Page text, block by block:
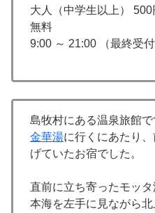
大人（中学生以上）
無料
9:00 ～ 21:00 （最終受付
島牧村にある温泉旅館で
金華湯に行くにあたり
げていたお宿でした。
直前に立ち寄ったモッ
本海を左手に見ながら北